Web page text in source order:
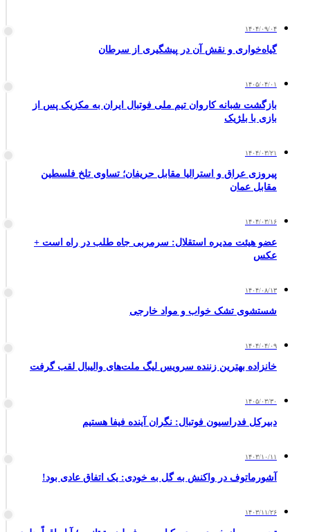
۱۴۰۴/۰۹/۰۴
گیاه‌خواری و نقش آن در پیشگیری از سرطان
۱۴۰۵/۰۴/۰۱
بازگشت شبانه کاروان تیم ملی فوتبال ایران به مکزیک پس از
بازی با بلژیک
۱۴۰۴/۰۳/۲۱
پیروزی عراق و استرالیا مقابل حریفان؛ تساوی تلخ فلسطین
مقابل عمان
۱۴۰۴/۰۳/۱۶
عضو هیئت مدیره استقلال: سرمربی جاه طلب در راه است +
عکس
۱۴۰۴/۰۸/۱۳
شستشوی تشک خواب و مواد خارجی
۱۴۰۴/۰۴/۰۹
خانزاده بهترین زننده سرویس لیگ ملت‌های والیبال لقب گرفت
۱۴۰۵/۰۳/۳۰
دبیرکل فدراسیون فوتبال: نگران آینده فیفا هستیم
۱۴۰۳/۱۰/۱۱
آشورماتوف در واکنش به گل به خودی: یک اتفاق عادی بود!
۱۴۰۳/۱۱/۲۶